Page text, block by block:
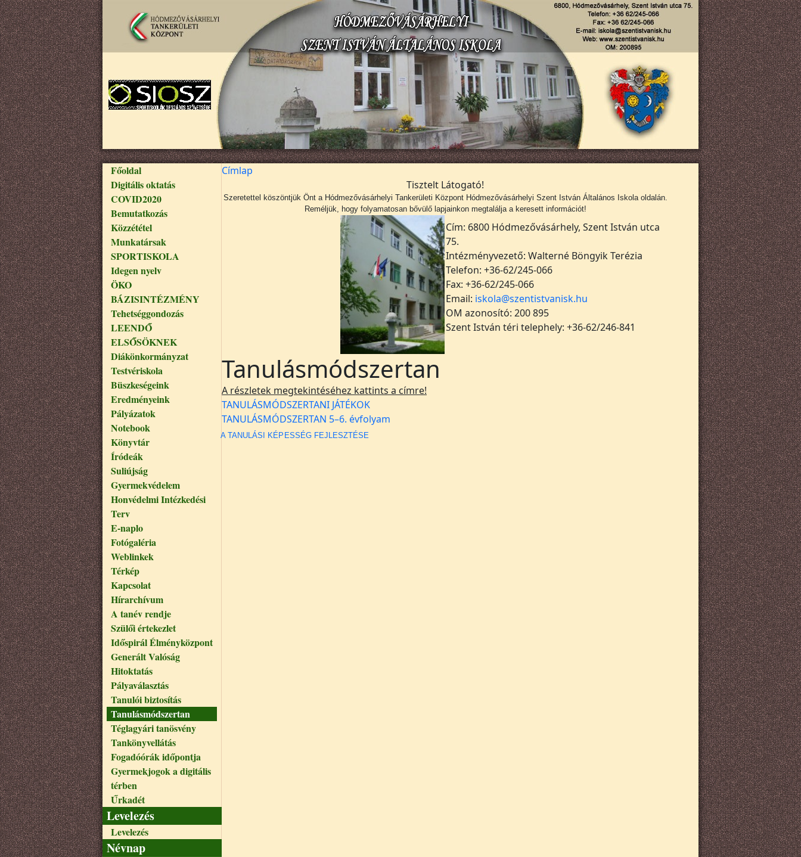
Ugrás a tartalomra
Fő navigáció
Főoldal
Digitális oktatás
COVID2020
Bemutatkozás
Közzététel
Munkatársak
SPORTISKOLA
Idegen nyelv
ÖKO
BÁZISINTÉZMÉNY
Tehetséggondozás
LEENDŐ
ELSŐSÖKNEK
Diákönkormányzat
Testvériskola
Büszkeségeink
Eredményeink
Pályázatok
Notebook
Könyvtár
Íródeák
Suliújság
Gyermekvédelem
Honvédelmi Intézkedési
Terv
E-naplo
Fotógaléria
Weblinkek
Térkép
Kapcsolat
Hírarchívum
A tanév rendje
Szülői értekezlet
Időspirál Élményközpont
Generált Valóság
Hitoktatás
Pályaválasztás
Tanulói biztosítás
Tanulásmódszertan
Téglagyári tanösvény
Tankönyvellátás
Fogadóórák időpontja
Gyermekjogok a digitális
térben
Űrkadét
Levelezés
Levelezés
Névnap
Címlap
Tisztelt Látogató!
Szeretettel köszöntjük Önt a Hódmezővásárhelyi Tankerületi Központ Hódmezővásárhelyi Szent István Általános Iskola oldalán.
Reméljük, hogy folyamatosan bővülő lapjainkon megtalálja a keresett információt!
Cím: 6800 Hódmezővásárhely, Szent István utca
75.
Intézményvezető: Walterné Böngyik Terézia
Telefon: +36-62/245-066
Fax: +36-62/245-066
Email: iskola@szentistvanisk.hu
OM azonosító: 200 895
Szent István téri telephely: +36-62/246-841
Tanulásmódszertan
A részletek megtekintéséhez kattints a címre!
TANULÁSMÓDSZERTANI JÁTÉKOK
TANULÁSMÓDSZERTAN 5–6. évfolyam
A TANULÁSI KÉPESSÉG FEJLESZTÉSE